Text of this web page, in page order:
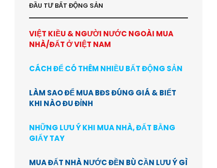
ĐẦU TƯ BẤT ĐỘNG SẢN
VIỆT KIỀU & NGƯỜI NƯỚC NGOÀI MUA
NHÀ/ĐẤT Ở VIỆT NAM
CÁCH ĐỂ CÓ THÊM NHIỀU BẤT ĐỘNG SẢN
LÀM SAO ĐỂ MUA BĐS ĐÚNG GIÁ & BIẾT
KHI NÀO ĐU ĐỈNH
NHỮNG LƯU Ý KHI MUA NHÀ, ĐẤT BẰNG
GIẤY TAY
MUA ĐẤT NHÀ NƯỚC ĐỀN BÙ CẦN LƯU Ý GÌ